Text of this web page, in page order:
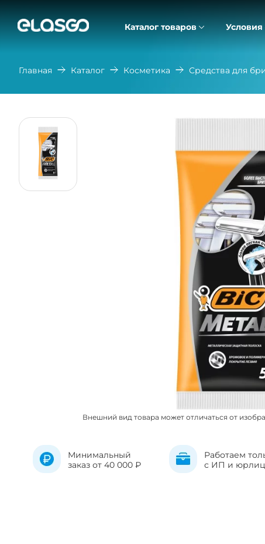
Каталог товаров Условия
Главная Каталог Косметика Средства для
Внешний вид товара может отличаться от
Минимальный
заказ от 40 000 ₽
Работаем
с ИП и